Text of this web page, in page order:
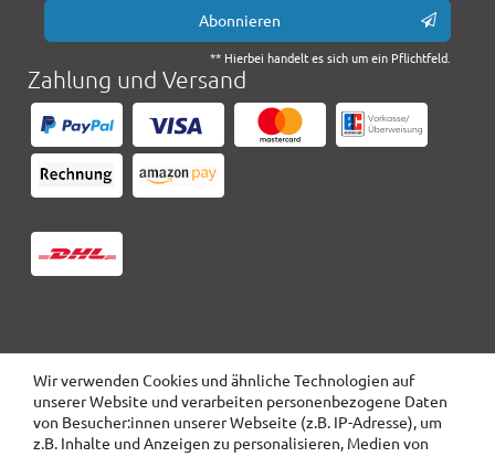
Wir verwenden Cookies und ähnliche Technologien auf
unserer Website und verarbeiten personenbezogene Daten
von Besucher:innen unserer Webseite (z.B. IP-Adresse), um
z.B. Inhalte und Anzeigen zu personalisieren, Medien von
Abonnieren
** Hierbei handelt es sich um ein Pflichtfeld.
Zahlung und Versand